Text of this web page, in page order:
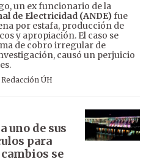
un ex funcionario de la
de Electricidad (ANDE)fue
por estafa, producción de
y apropiación. El caso se
de cobro irregular de
causó un perjuicio
Redacción ÚH
uno de sus
para
se